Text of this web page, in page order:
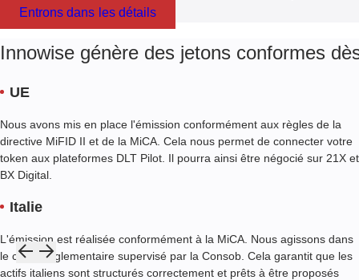
Entrons dans les détails
Innowise génère des jetons conformes
UE
Nous avons mis en place l'émission conformément aux règles de la
directive MiFID II et de la MiCA. Cela nous permet de connecter votre
token aux plateformes DLT Pilot. Il pourra ainsi être négocié sur 21X et
BX Digital.
Italie
L'émission est réalisée conformément à la MiCA. Nous agissons dans
le cadre réglementaire supervisé par la Consob. Cela garantit que les
actifs italiens sont structurés correctement et prêts à être proposés